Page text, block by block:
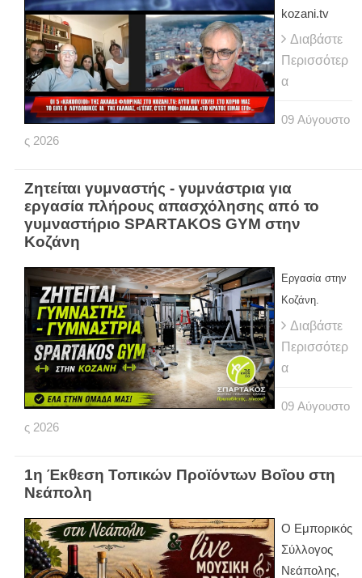
kozani.tv
Διαβάστε
Περισσότερ
α
09 Αύγουστο
ς 2026
Ζητείται γυμναστής - γυμνάστρια για
εργασία πλήρους απασχόλησης από το
γυμναστήριο SPARTAKOS GYM στην
Κοζάνη
Εργασία στην
Κοζάνη.
Διαβάστε
Περισσότερ
α
09 Αύγουστο
ς 2026
1η Έκθεση Τοπικών Προϊόντων Βοΐου στη
Νεάπολη
Ο Εμπορικός
Σύλλογος
Νεάπολης,